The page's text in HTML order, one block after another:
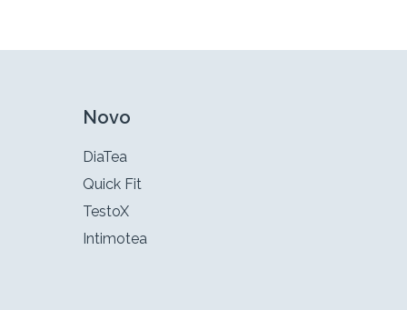
Novo
DiaTea
Quick Fit
TestoX
Intimotea